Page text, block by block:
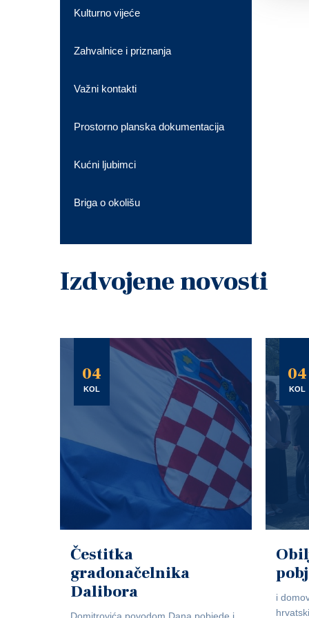
Kulturno vijeće
Zahvalnice i priznanja
Važni kontakti
Prostorno planska dokumentacija
Kućni ljubimci
Briga o okolišu
Izdvojene novosti
04
KOL
Čestitka
gradonačelnika
Dalibora
04
KOL
i